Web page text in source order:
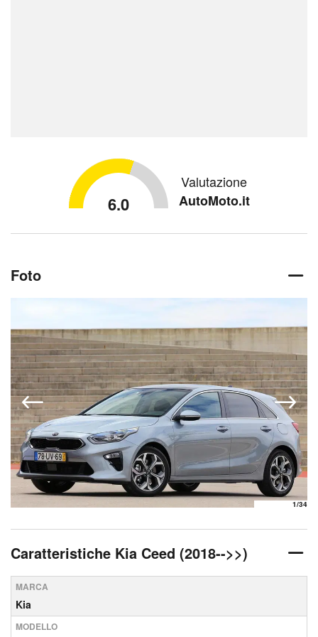
6.0
Valutazione
AutoMoto.it
Foto
1/34
Caratteristiche Kia Ceed (2018-->>)
MARCA
Kia
MODELLO